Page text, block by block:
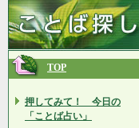
TOP
押してみて！ 今日の
「ことば占い」